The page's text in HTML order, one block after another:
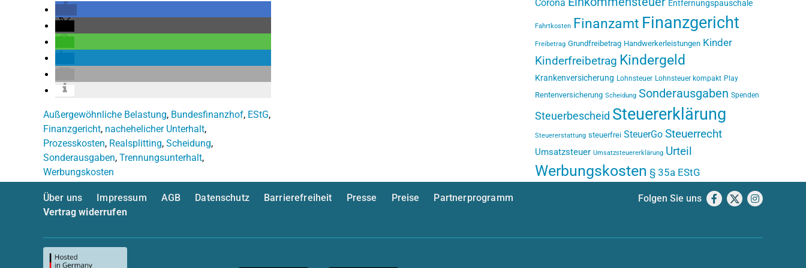
Außergewöhnliche Belastung, Bundesfinanzhof, EStG,
Finanzgericht, nachehelicher Unterhalt,
Prozesskosten, Realsplitting, Scheidung,
Sonderausgaben, Trennungsunterhalt,
Werbungskosten
Corona Entfernungspauschale
Fahrtkosten Finanzamt Finanzgericht
Freibetrag Grundfreibetrag Handwerkerleistungen Kinder
Kinderfreibetrag Kindergeld
Krankenversicherung Lohnsteuer Lohnsteuer kompakt Play
Rentenversicherung Scheidung Sonderausgaben Spenden
Steuerbescheid Steuererklärung
Steuererstattung steuerfrei SteuerGo Steuerrecht
Umsatzsteuer Umsatzsteuererklärung Urteil
Werbungskosten § 35a EStG
Über uns Impressum AGB Datenschutz Barrierefreiheit Presse Preise
Partnerprogramm
Vertrag widerrufen
Folgen Sie uns Facebook
X Instagram